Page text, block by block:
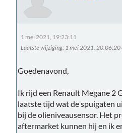
1 mei 2021, 19:23:11
Laatste wijziging: 1 mei 2021, 20:06:20
Goedenavond,
Ik rijd een Renault Megane 2
laatste tijd wat de spuigaten
bij de olieniveausensor. Het
aftermarket kunnen hij en ik